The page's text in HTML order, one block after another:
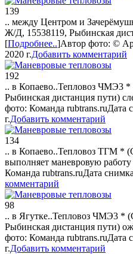
139
.. между Центром и
Ж/Д, 15538119, Рыбинская
[Подробнее..]Автор фото: ©
2020 г.Добавить комментарий
192
.. в Копаево..Тепловоз ЧМЭ3
Рыбинская дистанция пути)
фото: Команда rubtrans.ruДата
г.Добавить комментарий
134
.. в Копаево..Тепловоз ТГМ *
выполняет маневровую работу
Команда rubtrans.ruДата
комментарий
98
.. в Ягутке..Тепловоз ЧМЭ3 *
Рыбинская дистанция пути)
фото: Команда rubtrans.ruДата
г.Добавить комментарий